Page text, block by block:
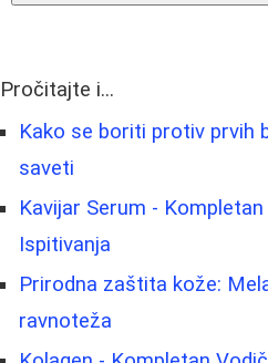
Pročitajte i...
Kako se boriti protiv prvih
saveti
Kavijar Serum -
Ispitivanja
Prirodna zaštita kože:
ravnoteža